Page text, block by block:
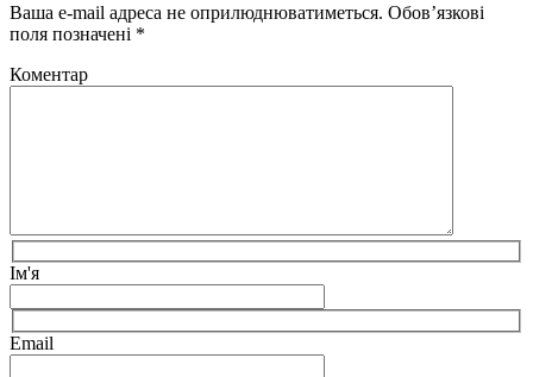
Ваша e-mail адреса не оприлюднюватиметься. Обов’язкові
поля позначені *
Коментар
Ім'я
Email